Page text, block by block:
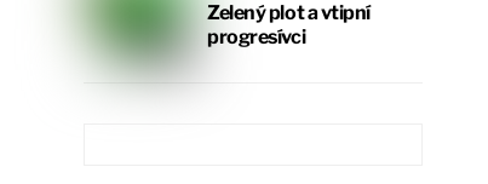
Zelený plot a vtipní
progresívci